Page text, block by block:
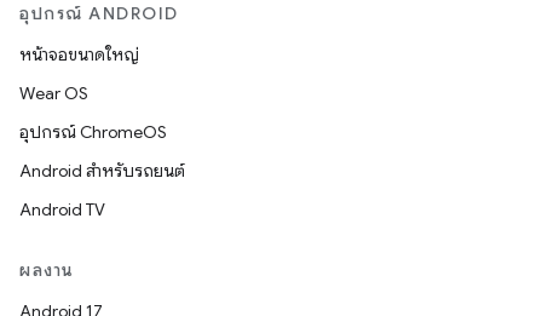
อุปกรณ์ ANDROID
หน้าจอขนาดใหญ่
Wear OS
อุปกรณ์ ChromeOS
Android สำหรับรถยนต์
Android TV
ผลงาน
Android 17